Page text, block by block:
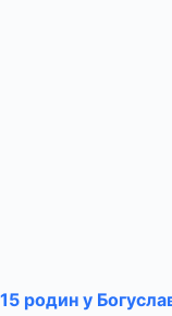
15 родин у